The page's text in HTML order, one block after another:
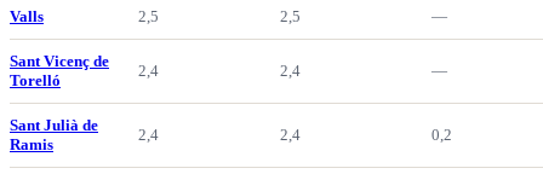
Valls 2,5 2,5 —
Sant Vicenç de
Torelló
2,4 2,4 —
Sant Julià de
Ramis
2,4 2,4 0,2